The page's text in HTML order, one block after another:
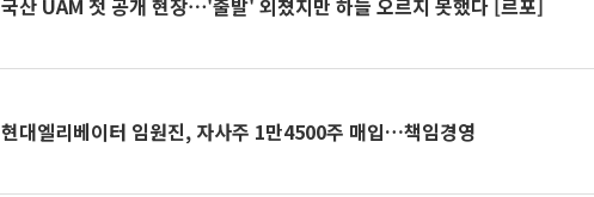
국산 UAM 첫 공개 현장⋯'출발' 외쳤지만 하늘 오르지 못했다 [르포]
현대엘리베이터 임원진, 자사주 1만4500주 매입…책임경영